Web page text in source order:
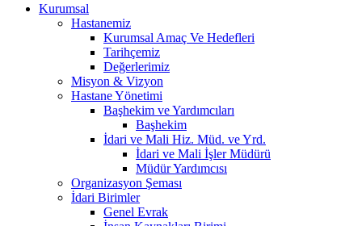
Kurumsal
Hastanemiz
Kurumsal Amaç Ve Hedefleri
Tarihçemiz
Değerlerimiz
Misyon & Vizyon
Hastane Yönetimi
Başhekim ve Yardımcıları
Başhekim
İdari ve Mali Hiz. Müd. ve Yrd.
İdari ve Mali İşler Müdürü
Müdür Yardımcısı
Organizasyon Şeması
İdari Birimler
Genel Evrak